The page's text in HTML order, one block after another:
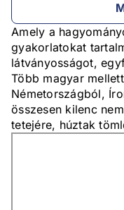
Amely a
gyakorlatokat
látványosságot,
Több magyar
Németországból,
összesen kilenc
tetejére, húztak